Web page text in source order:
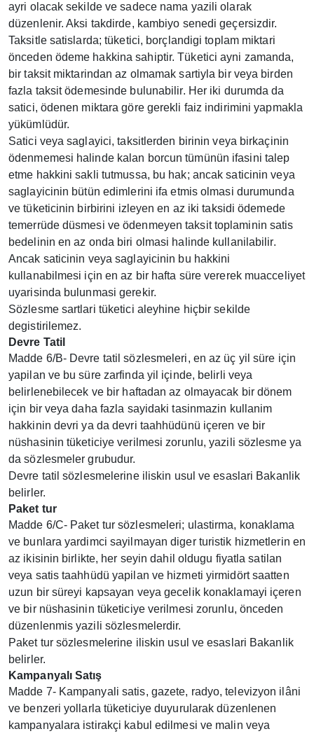
ayri olacak sekilde ve sadece nama yazili olarak
düzenlenir. Aksi takdirde, kambiyo senedi geçersizdir.
Taksitle satislarda; tüketici, borçlandigi toplam miktari
önceden ödeme hakkina sahiptir. Tüketici ayni zamanda,
bir taksit miktarindan az olmamak sartiyla bir veya birden
fazla taksit ödemesinde bulunabilir. Her iki durumda da
satici, ödenen miktara göre gerekli faiz indirimini yapmakla
yükümlüdür.
Satici veya saglayici, taksitlerden birinin veya birkaçinin
ödenmemesi halinde kalan borcun tümünün ifasini talep
etme hakkini sakli tutmussa, bu hak; ancak saticinin veya
saglayicinin bütün edimlerini ifa etmis olmasi durumunda
ve tüketicinin birbirini izleyen en az iki taksidi ödemede
temerrüde düsmesi ve ödenmeyen taksit toplaminin satis
bedelinin en az onda biri olmasi halinde kullanilabilir.
Ancak saticinin veya saglayicinin bu hakkini
kullanabilmesi için en az bir hafta süre vererek muacceliyet
uyarisinda bulunmasi gerekir.
Sözlesme sartlari tüketici aleyhine hiçbir sekilde
degistirilemez.
Devre Tatil
Madde 6/B- Devre tatil sözlesmeleri, en az üç yil süre için
yapilan ve bu süre zarfinda yil içinde, belirli veya
belirlenebilecek ve bir haftadan az olmayacak bir dönem
için bir veya daha fazla sayidaki tasinmazin kullanim
hakkinin devri ya da devri taahhüdünü içeren ve bir
nüshasinin tüketiciye verilmesi zorunlu, yazili sözlesme ya
da sözlesmeler grubudur.
Devre tatil sözlesmelerine iliskin usul ve esaslari Bakanlik
belirler.
Paket tur
Madde 6/C- Paket tur sözlesmeleri; ulastirma, konaklama
ve bunlara yardimci sayilmayan diger turistik hizmetlerin en
az ikisinin birlikte, her seyin dahil oldugu fiyatla satilan
veya satis taahhüdü yapilan ve hizmeti yirmidört saatten
uzun bir süreyi kapsayan veya gecelik konaklamayi içeren
ve bir nüshasinin tüketiciye verilmesi zorunlu, önceden
düzenlenmis yazili sözlesmelerdir.
Paket tur sözlesmelerine iliskin usul ve esaslari Bakanlik
belirler.
Kampanyalı Satış
Madde 7- Kampanyali satis, gazete, radyo, televizyon ilâni
ve benzeri yollarla tüketiciye duyurularak düzenlenen
kampanyalara istirakçi kabul edilmesi ve malin veya